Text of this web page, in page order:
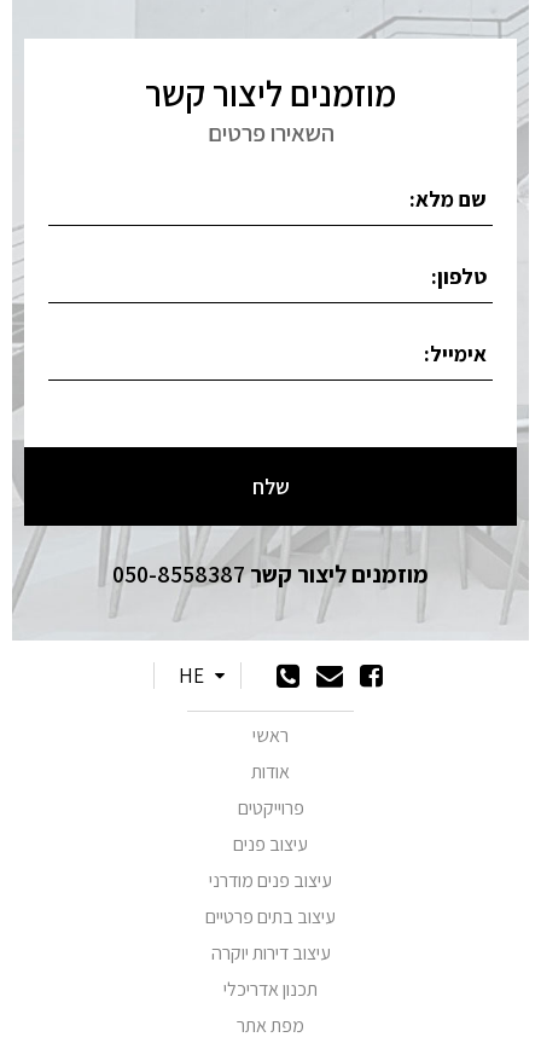
מוזמנים ליצור קשר
השאירו פרטים
מוזמנים ליצור קשר050-8558387
HE
ראשי
אודות
פרוייקטים
עיצוב פנים
עיצוב פנים מודרני
עיצוב בתים פרטיים
עיצוב דירות יוקרה
תכנון אדריכלי
מפת אתר